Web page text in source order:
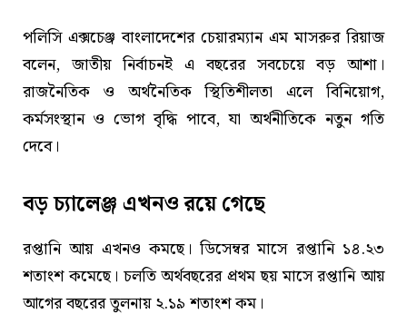
পলিসি এক্সচেঞ্জ বাংলাদেশের চেয়ারম্যান এম মাসরুর রিয়াজ
বলেন, জাতীয় নির্বাচনই এ বছরের সবচেয়ে বড় আশা।
রাজনৈতিক ও অর্থনৈতিক স্থিতিশীলতা এলে বিনিয়োগ,
কর্মসংস্থান ও ভোগ বৃদ্ধি পাবে, যা অর্থনীতিকে নতুন গতি
দেবে।
বড় চ্যালেঞ্জ এখনও রয়ে গেছে
রপ্তানি আয় এখনও কমছে। ডিসেম্বর মাসে রপ্তানি ১৪.২৩
শতাংশ কমেছে। চলতি অর্থবছরের প্রথম ছয় মাসে রপ্তানি আয়
আগের বছরের তুলনায় ২.১৯ শতাংশ কম।